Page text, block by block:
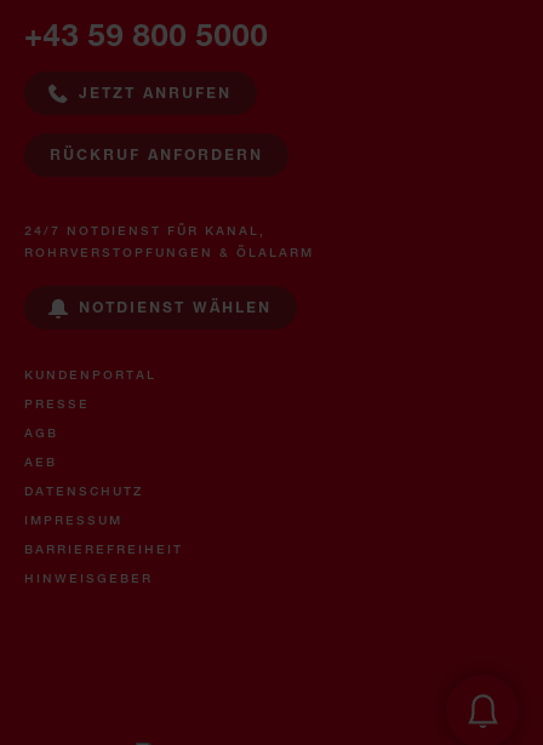
+43 59 800 5000
JETZT ANRUFEN
RÜCKRUF ANFORDERN
24/7 NOTDIENST FÜR KANAL,
ROHRVERSTOPFUNGEN & ÖLALARM
NOTDIENST WÄHLEN
KUNDENPORTAL
PRESSE
AGB
AEB
DATENSCHUTZ
IMPRESSUM
BARRIEREFREIHEIT
HINWEISGEBER
Öl- &